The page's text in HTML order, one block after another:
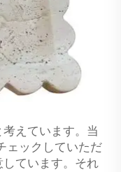
えています。当
ェックしていただ
ています。それ